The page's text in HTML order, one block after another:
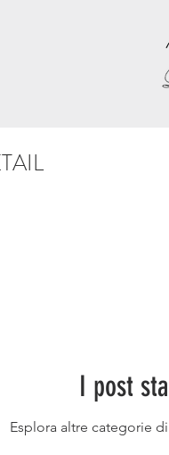
I post
Esplora altre categorie